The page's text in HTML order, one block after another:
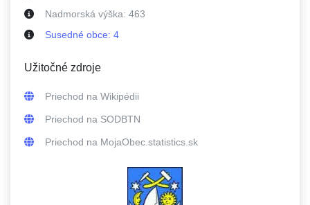
Nadmorská výška: 463
Susedné obce: 4
Užitočné zdroje
Priechod na Wikipédii
Priechod na SODBTN
Priechod na MojaObec.statistics.sk